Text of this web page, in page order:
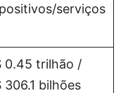
serviços
0.45 trilhão /
306.1 bilhões